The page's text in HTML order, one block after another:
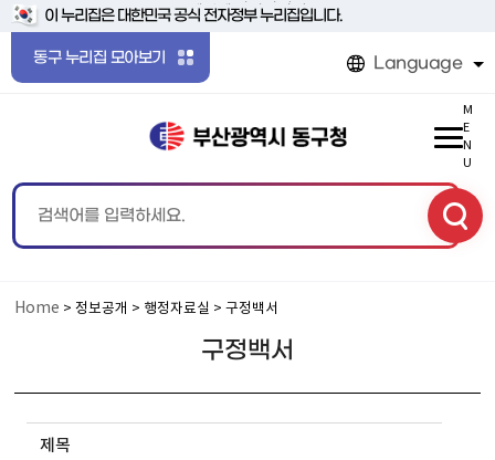
본문 바로가기
메인메뉴 바로가기
이 누리집은 대한민국 공식 전자정부 누리집입니다.
동구 누리집 모아보기 Language
M
E
N
U
Home > 정보공개 > 행정자료실 > 구정백서
구정백서
제목